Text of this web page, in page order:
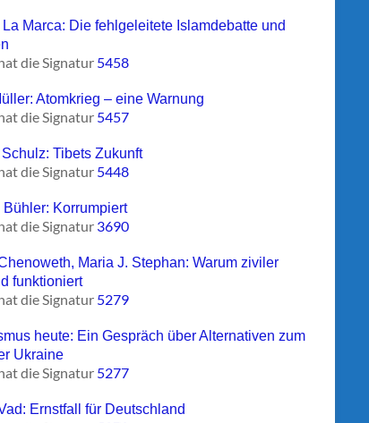
La Marca: Die fehlgeleitete Islamdebatte und
die Signatur 5458
Atomkrieg – eine Warnung
die Signatur 5457
Tibets Zukunft
die Signatur 5448
Bühler: Korrumpiert
die Signatur 3690
Maria J. Stephan: Warum ziviler
funktioniert
die Signatur 5279
heute: Ein Gespräch über Alternativen zum
Ukraine
die Signatur 5277
Ernstfall für Deutschland